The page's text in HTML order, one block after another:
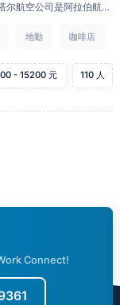
航空公司是阿拉伯航空
国际城市的航线，具有
唯一的五星级航空公
卡航无限次1折机票，其
半岛国家卡塔尔: 卡塔
地勤 咖啡店
- 15200 元 110 人
Connect!